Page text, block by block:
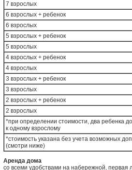
7 взрослых
6 взрослых + ребенок
6 взрослых
5 взрослых + ребенок
5 взрослых
4 взрослых + ребенок
4 взрослых
3 взрослых + ребенок
3 взрослых
2 взрослых + ребенок
2 взрослых
*при определении стоимости, два ребенка
к одному взрослому
*стоимость указана без учета возможных
(смотри ниже)
Аренда дома
со всеми удобствами на набережной, первая